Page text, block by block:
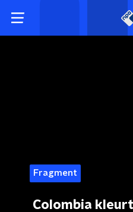
Fragment
Colombia